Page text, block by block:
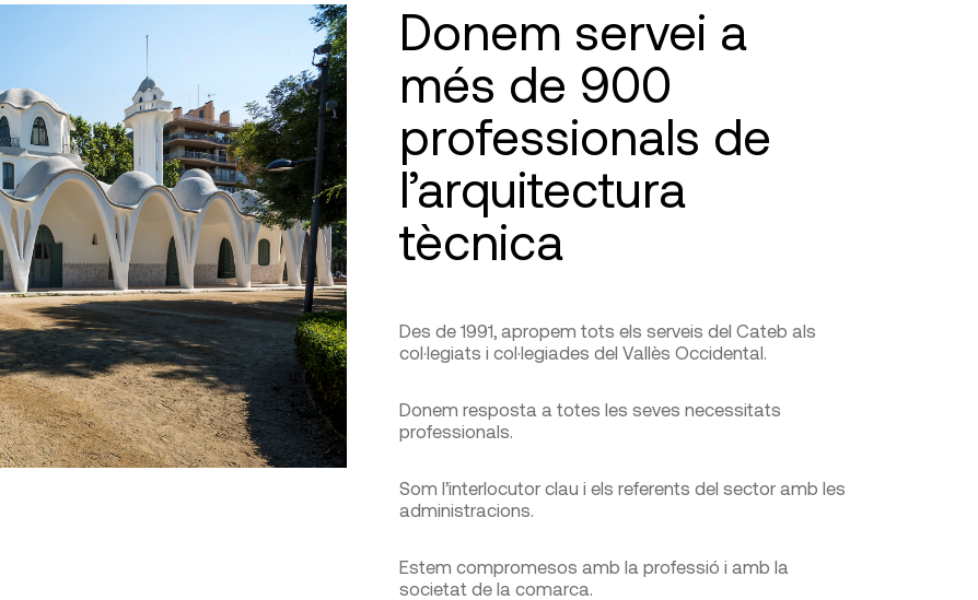
Donem servei a
més de 900
professionals de
l’arquitectura
tècnica
Des de 1991, apropem tots els serveis del Cateb als
col·legiats i col·legiades del Vallès Occidental.
Donem resposta a totes les seves necessitats
professionals.
Som l’interlocutor clau i els referents del sector amb les
administracions.
Estem compromesos amb la professió i amb la
societat de la comarca.